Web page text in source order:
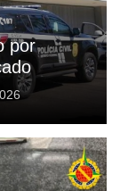
por